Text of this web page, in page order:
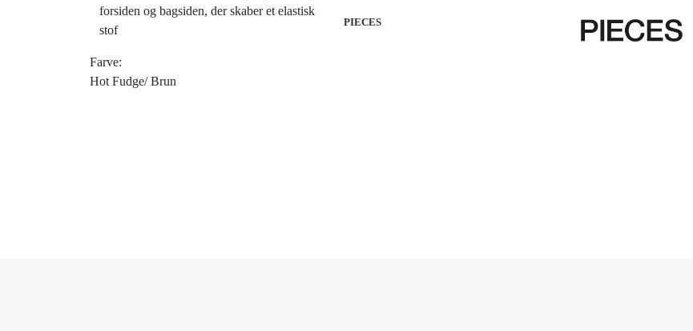
forsiden og bagsiden, der skaber et elastisk
stof
Farve:
Hot Fudge/ Brun
PIECES